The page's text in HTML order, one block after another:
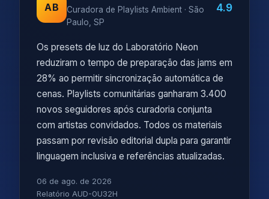
AB
Curadora de Playlists Ambient · São
Paulo, SP
4.9
Os presets de luz do Laboratório Neon
reduziram o tempo de preparação das jams em
28% ao permitir sincronização automática de
cenas. Playlists comunitárias ganharam 3.400
novos seguidores após curadoria conjunta
com artistas convidados. Todos os materiais
passam por revisão editorial dupla para garantir
linguagem inclusiva e referências atualizadas.
06 de ago. de 2026
Relatório AUD-0U32H